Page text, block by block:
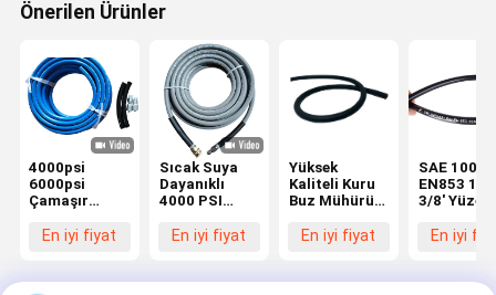
Önerilen Ürünler
4000psi
6000psi
Çamaşır
makinesi için
işaretlemeyen
En iyi fiyat
Sıcak Suya
Dayanıklı
4000 PSI
Basınçlı
Temizleme
En iyi fiyat
Yüksek
Kaliteli Kuru
Buz Mühürü
Sıcaklığa
En iyi fiyat
SAE
EN853
3/8' Yüzey
Hidrolik
En iyi